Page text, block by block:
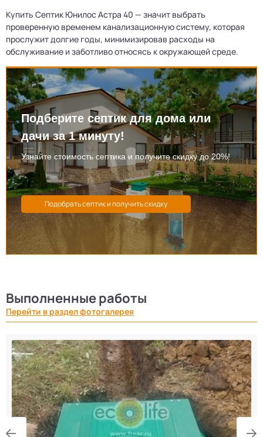
Купить Септик Юнилос Астра 40 — значит выбрать
проверенную временем канализационную систему, которая
прослужит долгие годы, минимизировав расходы на
обслуживание и заботливо относясь к окружающей среде.
Подберите септик для дома или
дачи за 1 минуту!
Узнайте стоимость септика и получите скидку до 20%!
Выполненные работы
Перейти в раздел фотогалерея